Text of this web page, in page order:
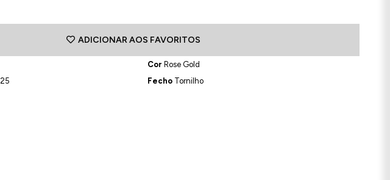
ADICIONAR AOS FAVORITOS
Cor Rose Gold
FechoTornilho